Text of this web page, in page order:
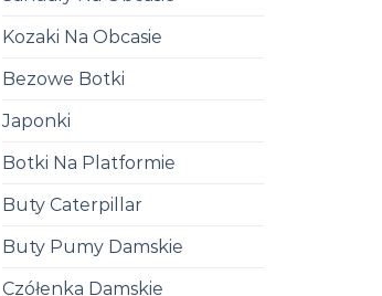
Kozaki Na Obcasie
Bezowe Botki
Japonki
Botki Na Platformie
Buty Caterpillar
Buty Pumy Damskie
Czółenka Damskie